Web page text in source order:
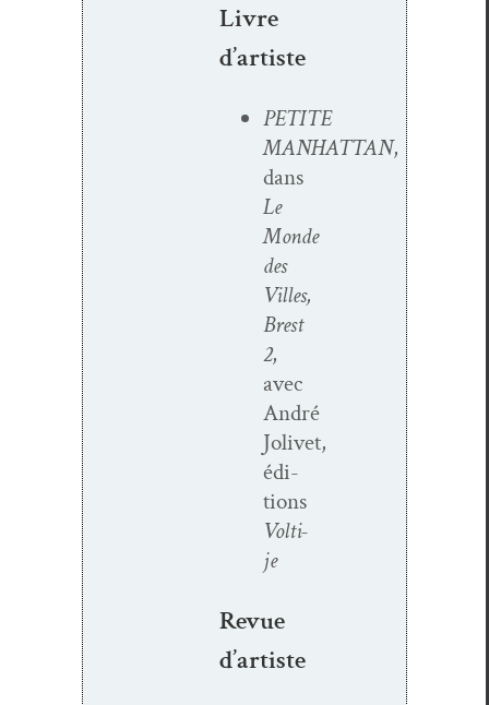
Livre
d’artiste
PETITE
MANHATTAN,
dans
Le
Monde
des
Villes,
Brest
2,
avec
André
Jolivet,
édi­
tions
Volti­
je
Revue
d’artiste